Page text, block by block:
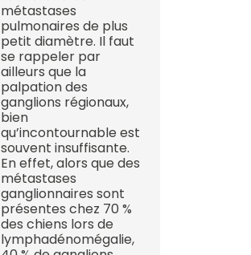
métastases
pulmonaires de plus
petit diamètre. Il faut
se rappeler par
ailleurs que la
palpation des
ganglions régionaux,
bien
qu’incontournable est
souvent insuffisante.
En effet, alors que des
métastases
ganglionnaires sont
présentes chez 70 %
des chiens lors de
lymphadénomégalie,